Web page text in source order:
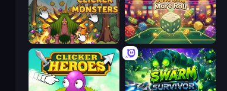
Clicker Monsters Just One More Roll